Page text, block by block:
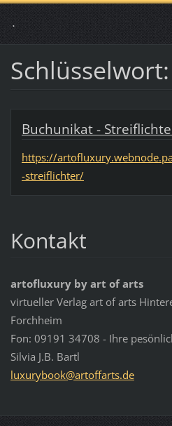
.
Buchunikat -
https://
-streiflichter/
Kontakt
artofluxury by art of arts
virtueller Verlag art of arts
Forchheim
Fon: 09191 34708 - Ihre
Silvia J.B. Bartl
luxurybook@artoffarts.de